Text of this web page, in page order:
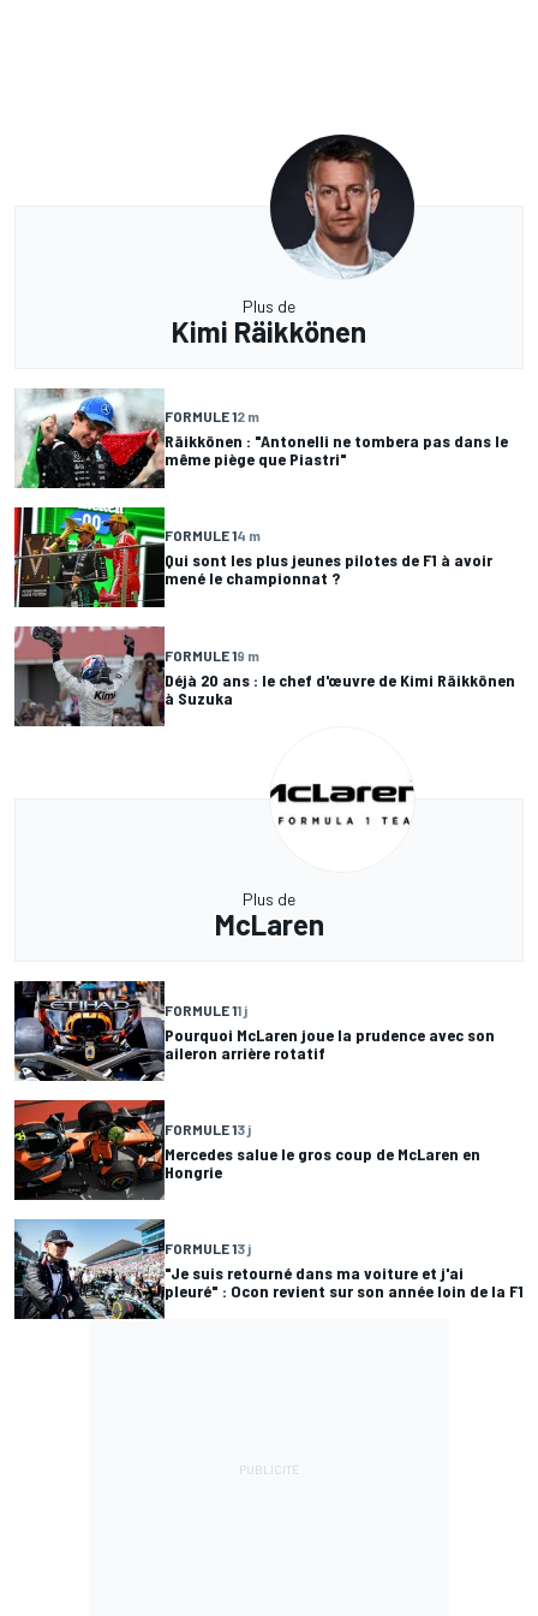
Plus de
Kimi Räikkönen
FORMULE 12 m
Räikkönen : "Antonelli ne tombera pas dans le
même piège que Piastri"
FORMULE 14 m
Qui sont les plus jeunes pilotes de F1 à avoir
mené le championnat ?
FORMULE 19 m
Déjà 20 ans : le chef d'œuvre de Kimi Räikkönen
à Suzuka
Plus de
McLaren
FORMULE 11 j
Pourquoi McLaren joue la prudence avec son
aileron arrière rotatif
FORMULE 13 j
Mercedes salue le gros coup de McLaren en
Hongrie
FORMULE 13 j
"Je suis retourné dans ma voiture et j'ai
pleuré" : Ocon revient sur son année loin de la F1